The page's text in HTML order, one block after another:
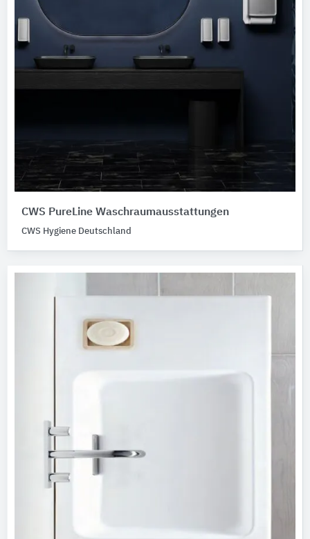
CWS PureLine Waschraumausstattungen
CWS Hygiene Deutschland